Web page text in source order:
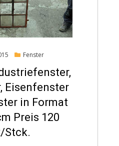
Fenster
Eisenfenster
in Format
Preis 120
Stck.